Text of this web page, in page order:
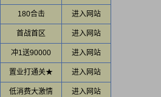
180合击 进入网站
首战首区 进入网站
冲1送90000 进入网站
置业打通关★ 进入网站
低消费大激情 进入网站